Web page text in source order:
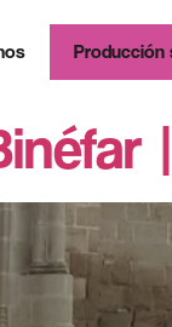
Producción